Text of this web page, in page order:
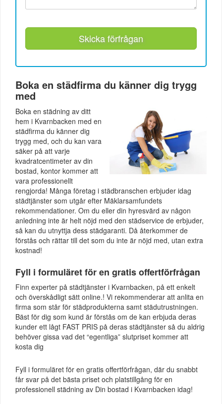
Skicka förfrågan
Boka en städfirma du känner dig trygg
med
Boka en städning av ditt
hem i Kvarnbacken med en
städfirma du känner dig
trygg med, och du kan vara
säker på att varje
kvadratcentimeter av din
bostad, kontor kommer att
vara professionellt
rengjorda! Många företag i städbranschen erbjuder idag
städtjänster som utgår efter Mäklarsamfundets
rekommendationer. Om du eller din hyresvärd av någon
anledning inte är helt nöjd med den städservice de erbjuder,
så kan du utnyttja dess städgaranti. Då återkommer de
förstås och rättar till det som du inte är nöjd med, utan extra
kostnad!
Fyll i formuläret för en gratis offertförfrågan
Finn experter på städtjänster i Kvarnbacken, på ett enkelt
och överskådligt sätt online.! Vi rekommenderar att anlita en
firma som står för städprodukterna samt städutrustningen.
Bäst för dig som kund är förstås om de kan erbjuda deras
kunder ett lågt FAST PRIS på deras städtjänster så du aldrig
behöver gissa vad det “egentliga” slutpriset kommer att
kosta dig
Fyll i formuläret för en gratis offertförfrågan, där du snabbt
får svar på det bästa priset och platstillgång för en
professionell städning av Din bostad i Kvarnbacken idag!